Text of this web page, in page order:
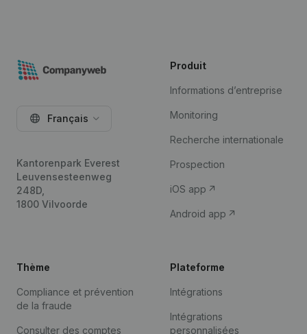
Français
Kantorenpark Everest
Leuvensesteenweg
248D,
1800 Vilvoorde
Produit
Informations d’entreprise
Monitoring
Recherche internationale
Prospection
iOS app
Android app
Thème
Compliance et prévention
de la fraude
Consulter des comptes
Plateforme
Intégrations
Intégrations
personnalisées